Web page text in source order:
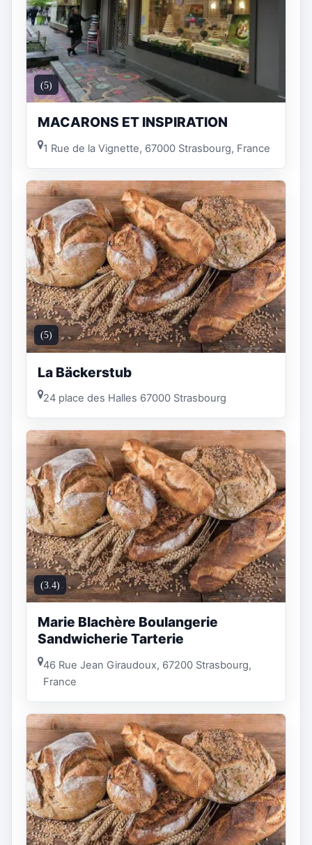
(5)
MACARONS ET INSPIRATION
1 Rue de la Vignette, 67000 Strasbourg, France
(5)
La Bäckerstub
24 place des Halles 67000 Strasbourg
(3.4)
Marie Blachère Boulangerie
Sandwicherie Tarterie
46 Rue Jean Giraudoux, 67200 Strasbourg,
France